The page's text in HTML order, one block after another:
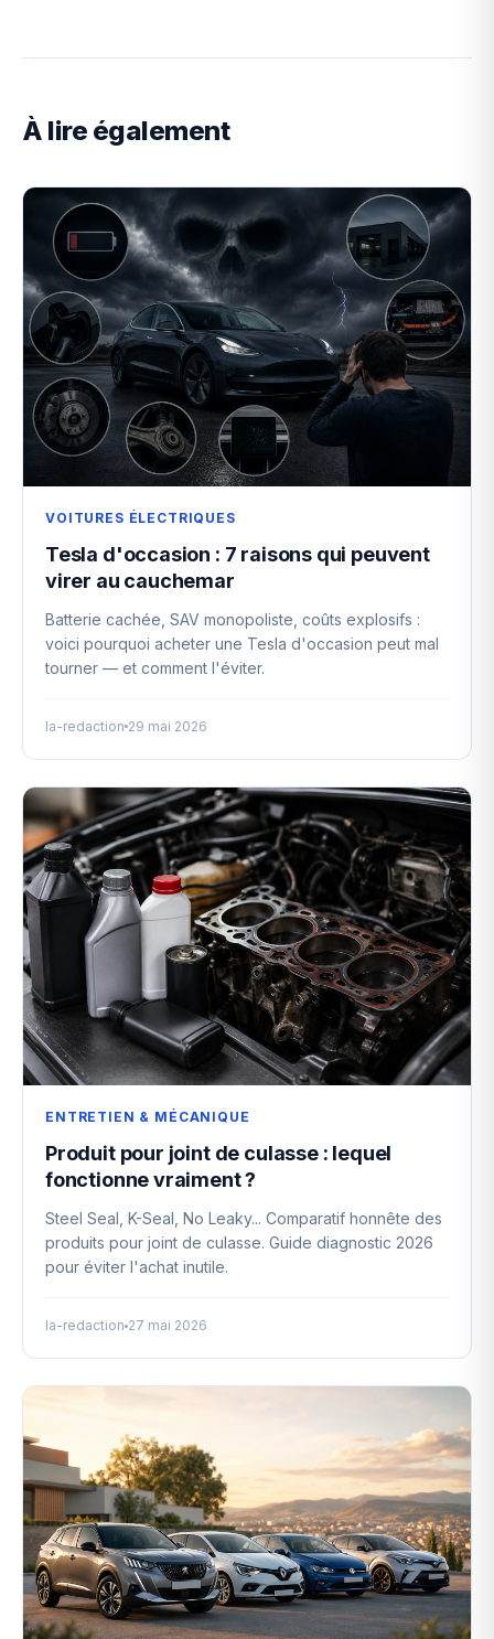
À lire également
VOITURES ÉLECTRIQUES
Tesla d'occasion : 7 raisons qui peuvent
virer au cauchemar
Batterie cachée, SAV monopoliste, coûts explosifs :
voici pourquoi acheter une Tesla d'occasion peut mal
tourner — et comment l'éviter.
la-redaction 29 mai 2026
ENTRETIEN & MÉCANIQUE
Produit pour joint de culasse : lequel
fonctionne vraiment ?
Steel Seal, K-Seal, No Leaky... Comparatif honnête des
produits pour joint de culasse. Guide diagnostic 2026
pour éviter l'achat inutile.
la-redaction 27 mai 2026